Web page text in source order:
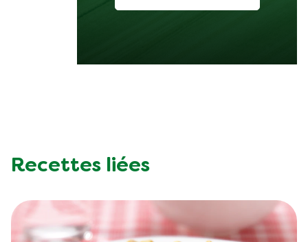
Recettes liées